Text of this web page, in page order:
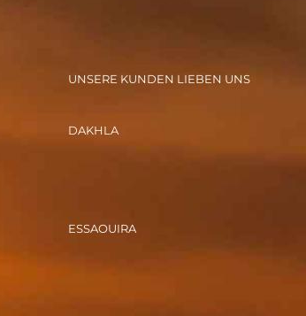
UNSERE KUNDEN LIEBEN UNS
DAKHLA
ESSAOUIRA